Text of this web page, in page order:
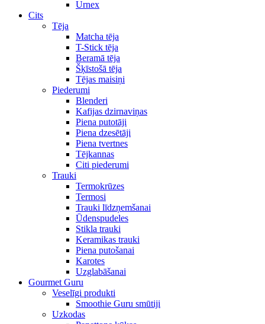
Urnex
Cits
Tēja
Matcha tēja
T-Stick tēja
Beramā tēja
Šķīstošā tēja
Tējas maisiņi
Piederumi
Blenderi
Kafijas dzirnaviņas
Piena putotāji
Piena dzesētāji
Piena tvertnes
Tējkannas
Citi piederumi
Trauki
Termokrūzes
Termosi
Trauki līdzņemšanai
Ūdenspudeles
Stikla trauki
Keramikas trauki
Piena putošanai
Karotes
Uzglabāšanai
Gourmet Guru
Veselīgi produkti
Smoothie Guru smūtiji
Uzkodas